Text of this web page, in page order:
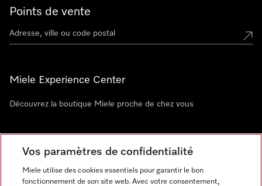
Points de vente
Miele Experience Center
Découvrez la boutique Miele proche de chez vous
Newsletter
Vos paramètres de confidentialité
Miele utilise des cookies essentiels pour garantir le bon
fonctionnement de son site web. Avec votre consentement,